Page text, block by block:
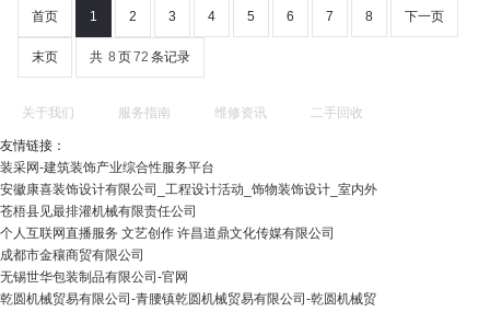
首页 1 2 3 4 5 6 7 8 下一页
末页 共 8 页72 条记录
关于我们 服务指南 维修资讯 二手回收
友情链接：
装采网-建筑装饰产业综合性服务平台
安徽康喜装饰设计有限公司_工程设计活动_饰物装饰设计_室内外
苍梧县见最排灌机械有限责任公司
个人互联网直播服务 文艺创作 许昌道鼎文化传媒有限公司
成都市金穰商贸有限公司
无锡世华包装制品有限公司-官网
乾圆机械贸易有限公司-青腰镇乾圆机械贸易有限公司-乾圆机械贸